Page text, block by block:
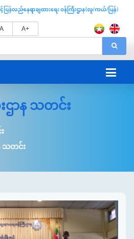
A A+
ဌာန သတင်း
သတင်း